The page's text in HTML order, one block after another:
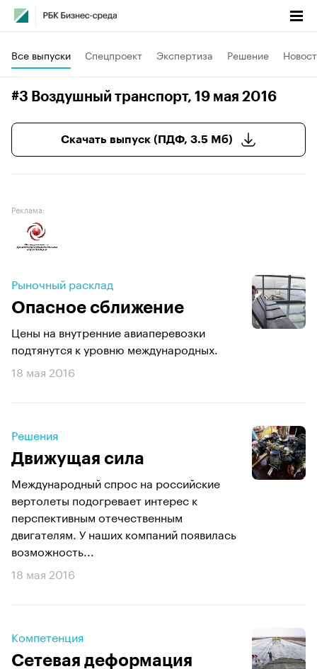
Все выпуски Спецпроект Экспертиза Решение
#3 Воздушный транспорт, 19 мая 2016
Скачать выпуск (ПДФ, 3.5 Мб)
Реклама:
Рыночный расклад
Опасное сближение
Цены на внутренние авиаперевозки
подтянутся к уровню международных.
18 мая 2016
Решения
Движущая сила
Международный спрос на российские
вертолеты подогревает интерес к
перспективным отечественным
двигателям. У наших компаний появилась
возможность...
18 мая 2016
Компетенция
Сетевая деформация